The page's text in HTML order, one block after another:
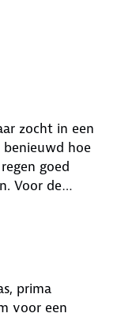
zocht in een
hoe
goed
prima
voor een